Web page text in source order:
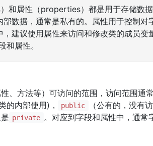
和属性（properties）都是用于存储数
数据，通常是私有的。属性用于控制
建议使用属性来访问和修改类的成员变
属性。
、方法等）可访问的范围，访问范围通
的内部使用)， public
（公有的，没有
private 。对应到字段和属性中，通常